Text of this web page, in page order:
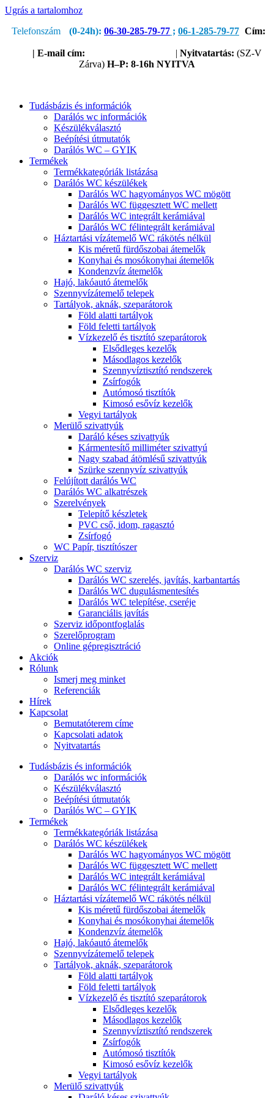
Ugrás a tartalomhoz
Telefonszám
(0-24h): 06-30-285-79-77 ; 06-1-285-79-77 Cím:
| E-mail cím: | Nyitvatartás: (SZ-V
Zárva) H–P: 8-16h NYITVA
Tudásbázis és információk
Darálós wc információk
Készülékválasztó
Beépítési útmutatók
Darálós WC – GYIK
Termékek
Termékkategóriák listázása
Darálós WC készülékek
Darálós WC hagyományos WC mögött
Darálós WC függesztett WC mellett
Darálós WC integrált kerámiával
Darálós WC félintegrált kerámiával
Háztartási vízátemelő WC rákötés nélkül
Kis méretű fürdőszobai átemelők
Konyhai és mosókonyhai átemelők
Kondenzvíz átemelők
Hajó, lakóautó átemelők
Szennyvízátemelő telepek
Tartályok, aknák, szeparátorok
Föld alatti tartályok
Föld feletti tartályok
Vízkezelő és tisztító szeparátorok
Elsődleges kezelők
Másodlagos kezelők
Szennyvíztisztító rendszerek
Zsírfogók
Autómosó tisztítók
Kimosó esővíz kezelők
Vegyi tartályok
Merülő szivattyúk
Daráló késes szivattyúk
Kármentesítő milliméter szivattyú
Nagy szabad átömlésű szivattyúk
Szürke szennyvíz szivattyúk
Felújított darálós WC
Darálós WC alkatrészek
Szerelvények
Telepítő készletek
PVC cső, idom, ragasztó
Zsírfogó
WC Papír, tisztítószer
Szerviz
Darálós WC szerviz
Darálós WC szerelés, javítás, karbantartás
Darálós WC dugulásmentesítés
Darálós WC telepítése, cseréje
Garanciális javítás
Szerviz időpontfoglalás
Szerelőprogram
Online gépregisztráció
Akciók
Rólunk
Ismerj meg minket
Referenciák
Hírek
Kapcsolat
Bemutatóterem címe
Kapcsolati adatok
Nyitvatartás
Tudásbázis és információk
Darálós wc információk
Készülékválasztó
Beépítési útmutatók
Darálós WC – GYIK
Termékek
Termékkategóriák listázása
Darálós WC készülékek
Darálós WC hagyományos WC mögött
Darálós WC függesztett WC mellett
Darálós WC integrált kerámiával
Darálós WC félintegrált kerámiával
Háztartási vízátemelő WC rákötés nélkül
Kis méretű fürdőszobai átemelők
Konyhai és mosókonyhai átemelők
Kondenzvíz átemelők
Hajó, lakóautó átemelők
Szennyvízátemelő telepek
Tartályok, aknák, szeparátorok
Föld alatti tartályok
Föld feletti tartályok
Vízkezelő és tisztító szeparátorok
Elsődleges kezelők
Másodlagos kezelők
Szennyvíztisztító rendszerek
Zsírfogók
Autómosó tisztítók
Kimosó esővíz kezelők
Vegyi tartályok
Merülő szivattyúk